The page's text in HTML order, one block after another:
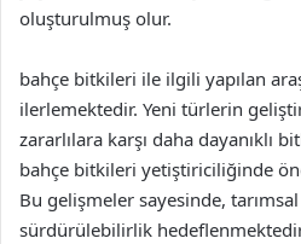
oluşturulmuş olur.
bahçe bitkileri ile ilgili yapılan
ilerlemektedir. Yeni türlerin
zararlılara karşı daha dayanıklı
bahçe bitkileri yetiştiriciliğinde
Bu gelişmeler sayesinde,
sürdürülebilirlik